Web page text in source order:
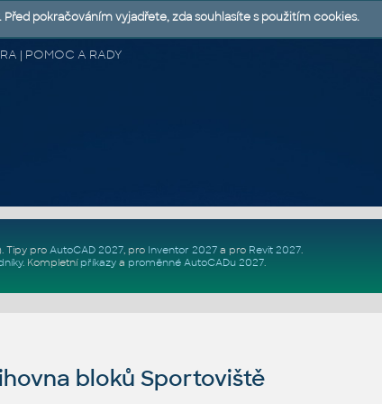
| POMOC A RADY
. Tipy pro AutoCAD 2027, pro Inventor 2027a pro Revit 2027.
. Kompletní příkazya proměnné AutoCADu 2027.
bloků Sportoviště
pokračováním vyjadřete, zda souhlasíte s použitím cookies.